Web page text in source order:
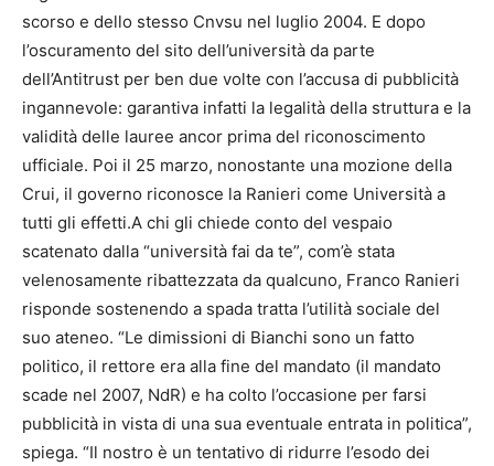
scorso e dello stesso Cnvsu nel luglio 2004. E dopo
l’oscuramento del sito dell’università da parte
dell’Antitrust per ben due volte con l’accusa di pubblicità
ingannevole: garantiva infatti la legalità della struttura e la
validità delle lauree ancor prima del riconoscimento
ufficiale. Poi il 25 marzo, nonostante una mozione della
Crui, il governo riconosce la Ranieri come Università a
tutti gli effetti.A chi gli chiede conto del vespaio
scatenato dalla “università fai da te”, com’è stata
velenosamente ribattezzata da qualcuno, Franco Ranieri
risponde sostenendo a spada tratta l’utilità sociale del
suo ateneo. “Le dimissioni di Bianchi sono un fatto
politico, il rettore era alla fine del mandato (il mandato
scade nel 2007, NdR) e ha colto l’occasione per farsi
pubblicità in vista di una sua eventuale entrata in politica”,
spiega. “Il nostro è un tentativo di ridurre l’esodo dei